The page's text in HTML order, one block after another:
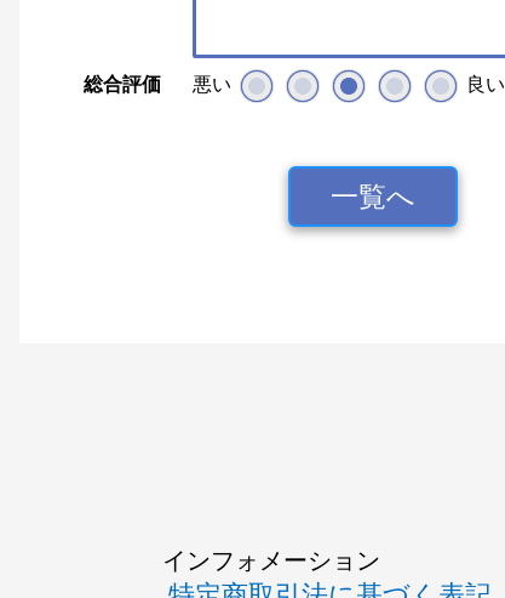
総合評価 悪い 良い
一覧へ
インフォメーション